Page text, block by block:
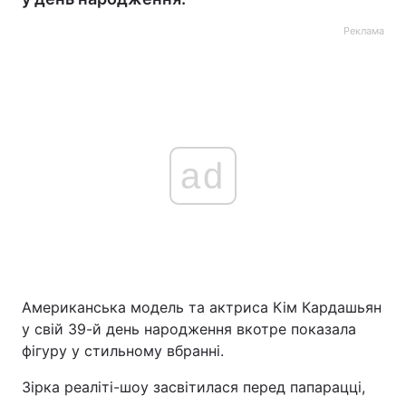
Реклама
ad
Американська модель та актриса Кім Кардашьян
у свій 39-й день народження вкотре показала
фігуру у стильному вбранні.
Зірка реаліті-шоу засвітилася перед папарацці,